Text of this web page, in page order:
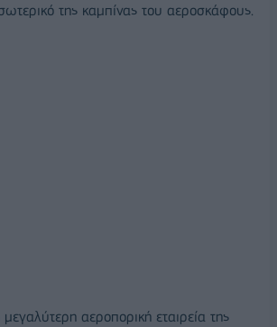
της καμπίνας του αεροσκάφους.
αεροπορική εταιρεία της